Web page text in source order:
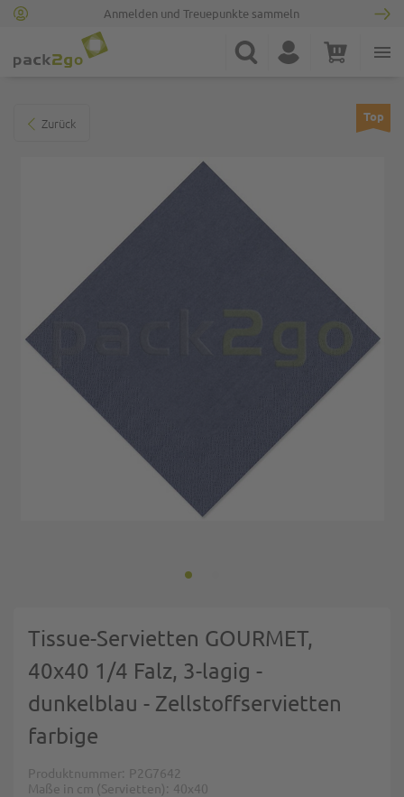
Anmelden und Treuepunkte sammeln
Suche Konto Warenkorb
Zurück Top
Tissue-Servietten GOURMET,
40x40 1/4 Falz, 3-lagig -
dunkelblau - Zellstoffservietten
farbige
Produktnummer P2G7642
Maße in cm (Servietten)
40x40